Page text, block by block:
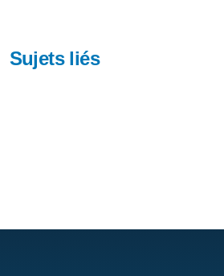
Sujets liés